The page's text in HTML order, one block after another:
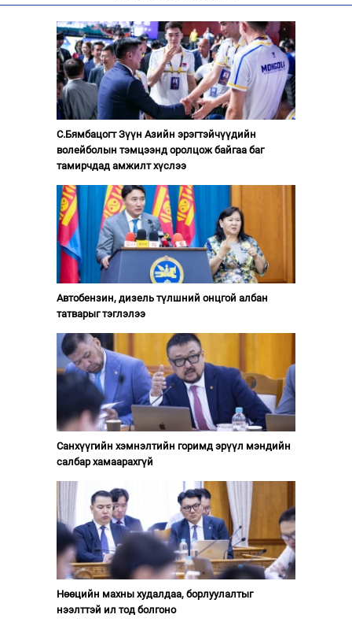
С.Бямбацогт Зүүн Азийн эрэгтэйчүүдийн
волейболын тэмцээнд оролцож байгаа баг
тамирчдад амжилт хүслээ
Автобензин, дизель түлшний онцгой албан
татварыг тэглэлээ
Санхүүгийн хэмнэлтийн горимд эрүүл мэндийн
салбар хамаарахгүй
Нөөцийн махны худалдаа, борлуулалтыг
нээлттэй ил тод болгоно